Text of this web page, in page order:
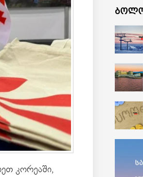
კორეაში,